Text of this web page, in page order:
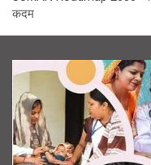
कदम